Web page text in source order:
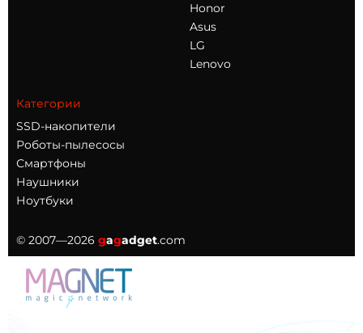
Honor
Asus
LG
Lenovo
Категории
SSD-накопители
Роботы-пылесосы
Смартфоны
Наушники
Ноутбуки
© 2007—2026 gagadget.com